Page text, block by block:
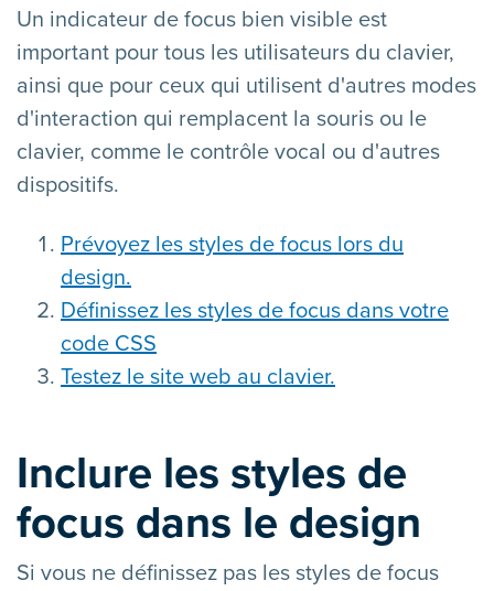
Un indicateur de focus bien visible est
important pour tous les utilisateurs du clavier,
ainsi que pour ceux qui utilisent d'autres modes
d'interaction qui remplacent la souris ou le
clavier, comme le contrôle vocal ou d'autres
dispositifs.
Prévoyez les styles de focus lors du
design.
Définissez les styles de focus dans votre
code CSS
Testez le site web au clavier.
Inclure les styles de
focus dans le design
Si vous ne définissez pas les styles de focus